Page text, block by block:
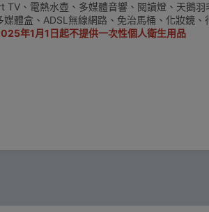
、電熱水壺、多媒體音響、閱讀燈、天鵝羽
體盒、ADSL無線網路、免治馬桶、化妝鏡、
年1月1日起不提供一次性個人衛生用品